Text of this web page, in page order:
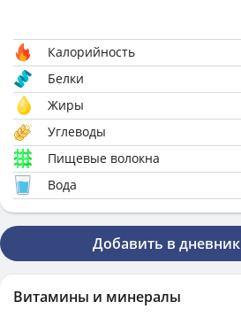
Калорийность
Белки
Жиры
Углеводы
Пищевые волокна
Вода
Добавить в
Витамины и минералы